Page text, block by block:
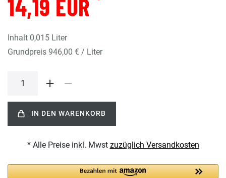
14,19 EUR
Inhalt 0,015 Liter
Grundpreis 946,00 € / Liter
IN DEN WARENKORB
* Alle Preise inkl. Mwst zuzüglich Versandkosten